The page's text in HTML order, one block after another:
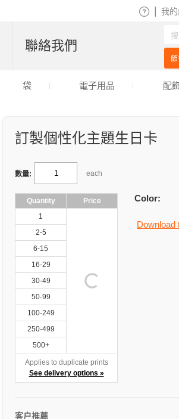
訂製個性化主題生日卡
數量: each
Quantity
Price
1
2-5
6-15
16-29
30-49
50-99
100-249
250-499
500+
Applies to duplicate prints
See delivery options »
Color:
Download
客户推薦
我
聯絡我們
袋 電子用品 配